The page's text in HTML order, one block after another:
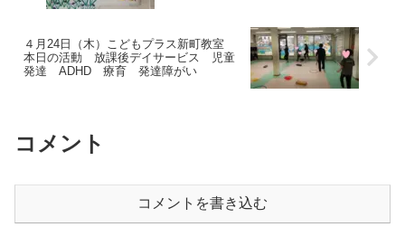
４月24日（木）こどもプラス新町教室
本日の活動 放課後デイサービス 児童
発達 ADHD 療育 発達障がい
コメント
コメントを書き込む